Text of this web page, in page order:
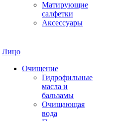
Матирующие
салфетки
Аксессуары
Лицо
Очищение
Гидрофильные
масла и
бальзамы
Очищающая
вода